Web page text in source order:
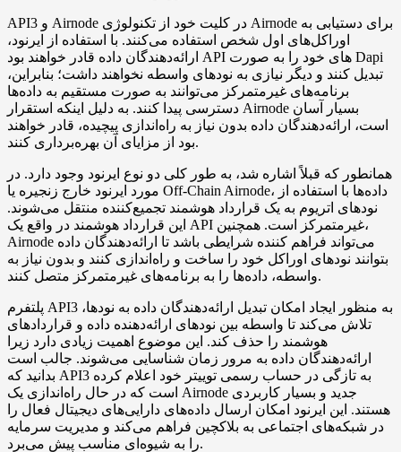
API3 و Airnode در کلیت خود از تکنولوژی Airnode برای دستیابی به
اوراکل‌های اول شخص استفاده می‌کنند. با استفاده از ایرنود،
ارائه‌دهندگان داده قادر خواهند بود API های خود را به صورت Dapi
تبدیل کنند و دیگر نیازی به نودهای واسطه نخواهند داشت؛ بنابراین،
برنامه‌های غیرمتمرکز می‌توانند به صورت مستقیم به داده‌ها
دسترسی پیدا کنند. به دلیل اینکه استقرار Airnode بسیار آسان
است، ارائه‌دهندگان داده بدون نیاز به راه‌اندازی پیچیده، قادر خواهند
بود از مزایای آن بهره‌برداری کنند.
همانطور که قبلاً اشاره شد، به طور کلی دو نوع ایرنود وجود دارد. در
مورد ایرنود خارج زنجیره یا Off-Chain Airnode، داده‌ها با استفاده از
نودهای اتریوم به یک قرارداد هوشمند تجمیع‌کننده منتقل می‌شوند.
این قرارداد هوشمند در واقع یک API غیرمتمرکز است. همچنین،
Airnode می‌تواند فراهم کننده شرایطی باشد تا ارائه‌دهندگان داده
بتوانند نودهای اوراکل خود را ساخت و راه‌اندازی کنند و بدون نیاز به
واسطه، داده‌ها را به برنامه‌های غیرمتمرکز متصل کنند.
پلتفرم API3 به منظور ایجاد امکان تبدیل ارائه‌دهندگان داده به نودها،
تلاش می‌کند تا واسطه بین نودهای ارائه‌دهنده داده و قراردادهای
هوشمند را حذف کند. این موضوع اهمیت زیادی دارد زیرا
ارائه‌دهندگان داده به مرور زمان شناسایی می‌شوند. جالب است
بدانید که API3 به تازگی در حساب رسمی توییتر خود اعلام کرده
است که در حال راه‌اندازی یک Airnode جدید و بسیار کاربردی
هستند. این ایرنود امکان ارسال داده‌های دارایی‌های دیجیتال فعال را
در شبکه‌های اجتماعی به بلاکچین فراهم می‌کند و مدیریت سرمایه
را به شیوه‌ای مناسب پیش می‌برد.